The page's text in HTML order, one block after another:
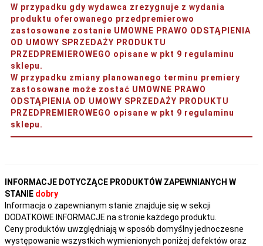
W przypadku gdy wydawca zrezygnuje z wydania
produktu oferowanego przedpremierowo
zastosowane zostanie UMOWNE PRAWO ODSTĄPIENIA
OD UMOWY SPRZEDAŻY PRODUKTU
PRZEDPREMIEROWEGO opisane w pkt 9 regulaminu
sklepu.
W przypadku zmiany planowanego terminu premiery
zastosowane może zostać UMOWNE PRAWO
ODSTĄPIENIA OD UMOWY SPRZEDAŻY PRODUKTU
PRZEDPREMIEROWEGO opisane w pkt 9 regulaminu
sklepu.
INFORMACJE DOTYCZĄCE PRODUKTÓW ZAPEWNIANYCH W
STANIE dobry
Informacja o zapewnianym stanie znajduje się w sekcji
DODATKOWE INFORMACJE na stronie każdego produktu.
Ceny produktów uwzględniają w sposób domyślny jednoczesne
występowanie wszystkich wymienionych poniżej defektów oraz